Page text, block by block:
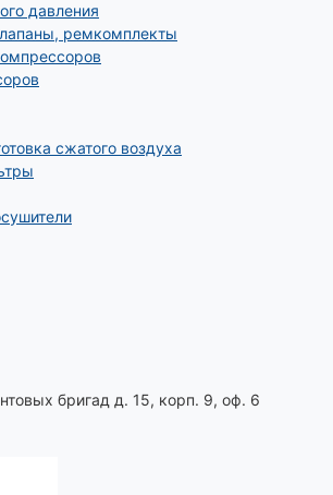
давления
ремкомплекты
сжатого воздуха
бригад д. 15, корп. 9, оф. 6